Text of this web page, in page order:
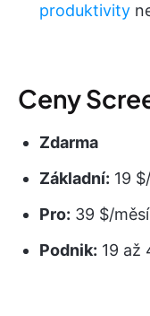
produktivity
Ceny
Zdarma
Základní: 19
Pro: 39 $/
Podnik: 19 až